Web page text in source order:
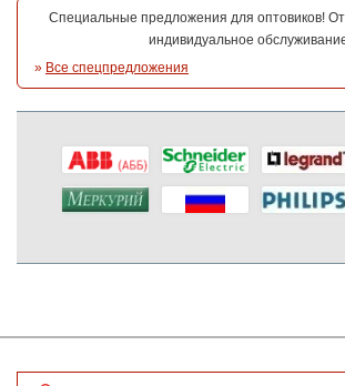
Специальные предложения для оптовиков!
индивидуальное
» Все спецпредложения